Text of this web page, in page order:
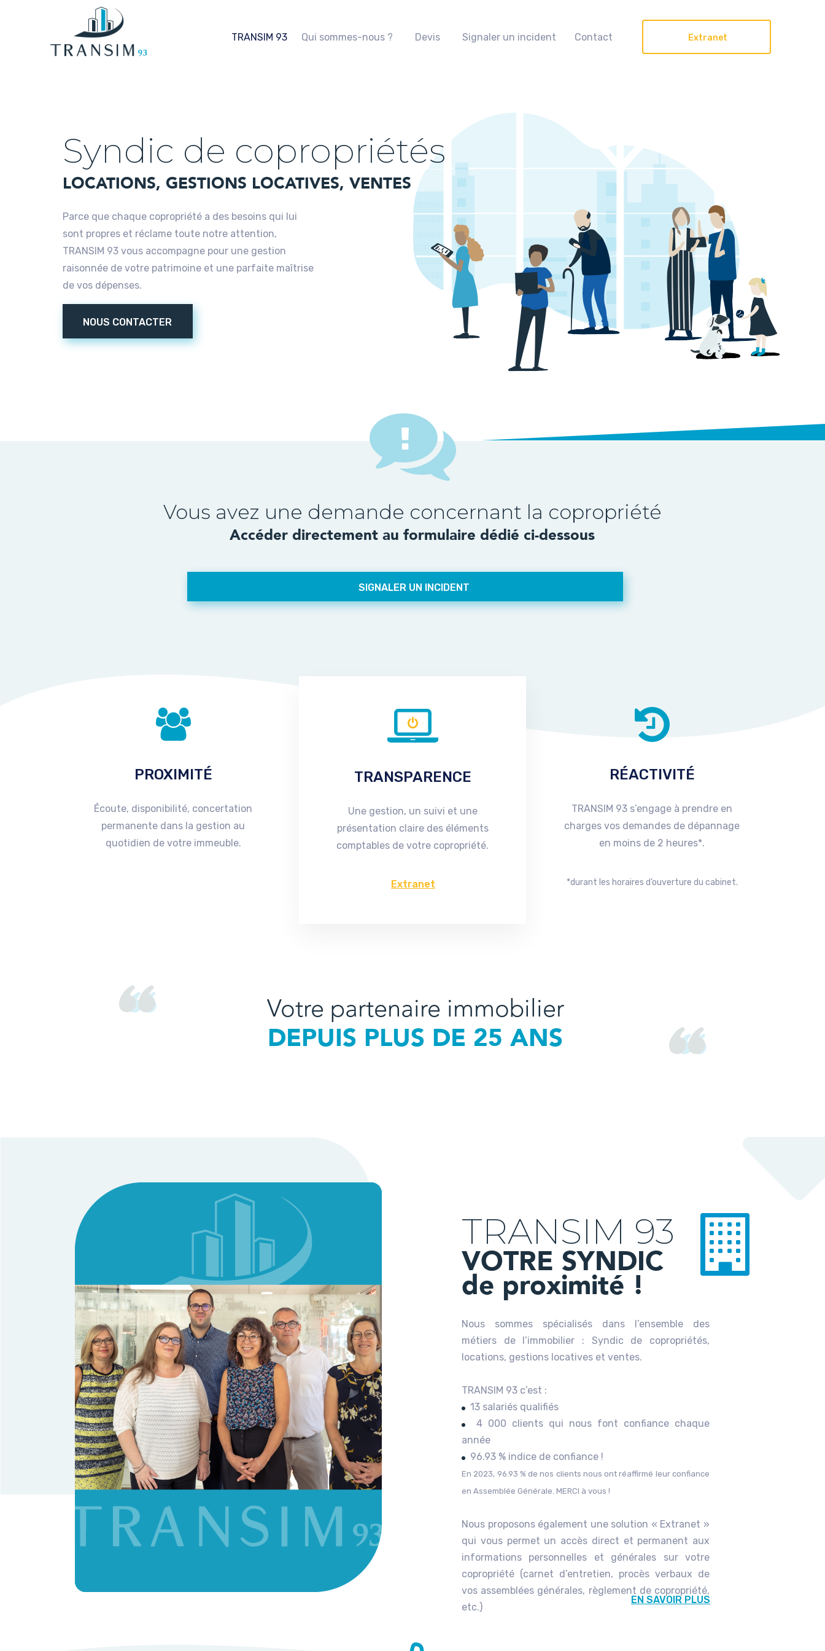
EN SAVOIR PLUS
Nous sommes spécialisés dans l’ensemble des
métiers de l’immobilier : Syndic de copropriétés,
locations, gestions locatives et ventes.
TRANSIM 93 c’est :
13 salariés qualifiés
4 000 clients qui nous font confiance chaque
année
96.93 % indice de confiance !
En 2023, 96.93 % de nos clients nous ont réaffirmé leur confiance
en Assemblée Générale. MERCI à vous !
Nous proposons également une solution « Extranet »
qui vous permet un accès direct et permanent aux
informations personnelles et générales sur votre
copropriété (carnet d’entretien, procès verbaux de
vos assemblées générales, règlement de copropriété,
etc.)
TRANSIM 93
VOTRE SYNDIC
de proximité !
Votre partenaire immobilier
DEPUIS PLUS DE 25 ANS
TRANSIM 93 s’engage à prendre en
charges vos demandes de dépannage
en moins de 2 heures*.
*durant les horaires d’ouverture du cabinet.
RÉACTIVITÉ
Extranet
Une gestion, un suivi et une
présentation claire des éléments
comptables de votre copropriété.
TRANSPARENCE
Écoute, disponibilité, concertation
permanente dans la gestion au
quotidien de votre immeuble.
PROXIMITÉ
Vous avez une demande concernant la copropriété
Accéder directement au formulaire dédié ci-dessous
SIGNALER UN INCIDENT
NOUS CONTACTER
Parce que chaque copropriété a des besoins qui lui
sont propres et réclame toute notre attention,
TRANSIM 93 vous accompagne pour une gestion
raisonnée de votre patrimoine et une parfaite maîtrise
de vos dépenses.
Syndic de copropriétés
LOCATIONS, GESTIONS LOCATIVES, VENTES
TRANSIM 93 Qui sommes-nous ? Devis Signaler un incident Contact Extranet